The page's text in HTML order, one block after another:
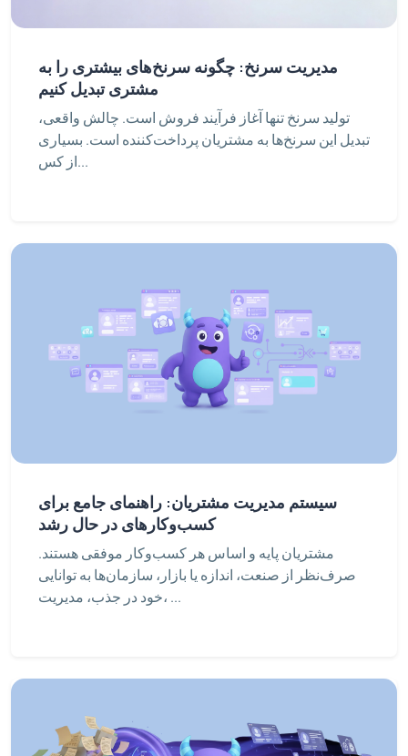
مدیریت سرنخ: چگونه سرنخ‌های بیشتری را به
مشتری تبدیل کنیم
تولید سرنخ تنها آغاز فرآیند فروش است. چالش واقعی،
تبدیل این سرنخ‌ها به مشتریان پرداخت‌کننده است. بسیاری
از کس...
سیستم مدیریت مشتریان: راهنمای جامع برای
کسب‌وکارهای در حال رشد
مشتریان پایه و اساس هر کسب‌وکار موفقی هستند.
صرف‌نظر از صنعت، اندازه یا بازار، سازمان‌ها به توانایی
خود در جذب، مدیریت، ...